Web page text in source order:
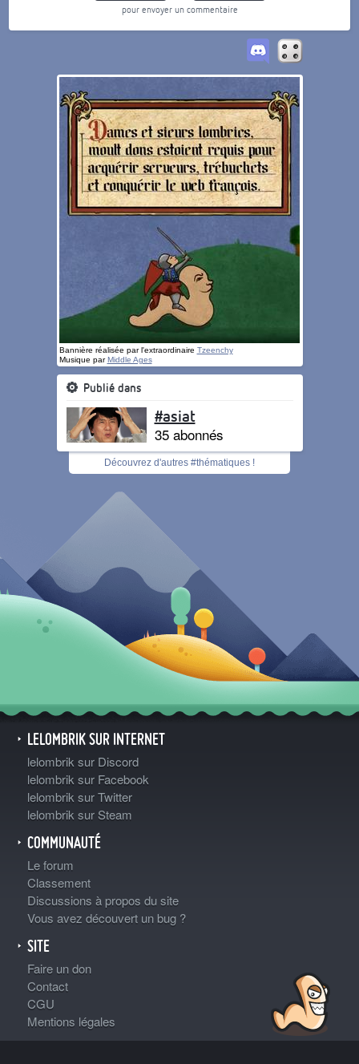
pour envoyer un commentaire
Bannière réalisée par l'extraordinaire Tzeenchy
Musique parMiddle Ages
Publié dans
#asiat
35 abonnés
Découvrez d'autres #thématiques !
LELOMBRIK SUR INTERNET
lelombrik sur Discord
lelombrik sur Facebook
lelombrik sur Twitter
lelombrik sur Steam
COMMUNAUTÉ
Le forum
Classement
Discussions à propos du site
Vous avez découvert un bug ?
SITE
Faire un don
Contact
CGU
Mentions légales